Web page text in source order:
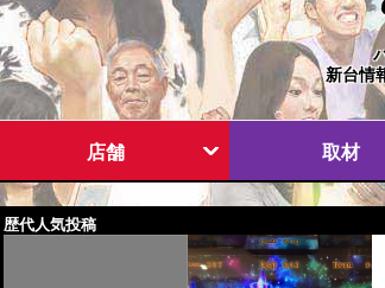
新台情
店舗 取材
歴代人気投稿